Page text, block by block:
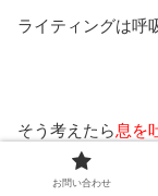
ライティングは呼
そう考えたら息を
しっかりと息を吸
お問い合わせ